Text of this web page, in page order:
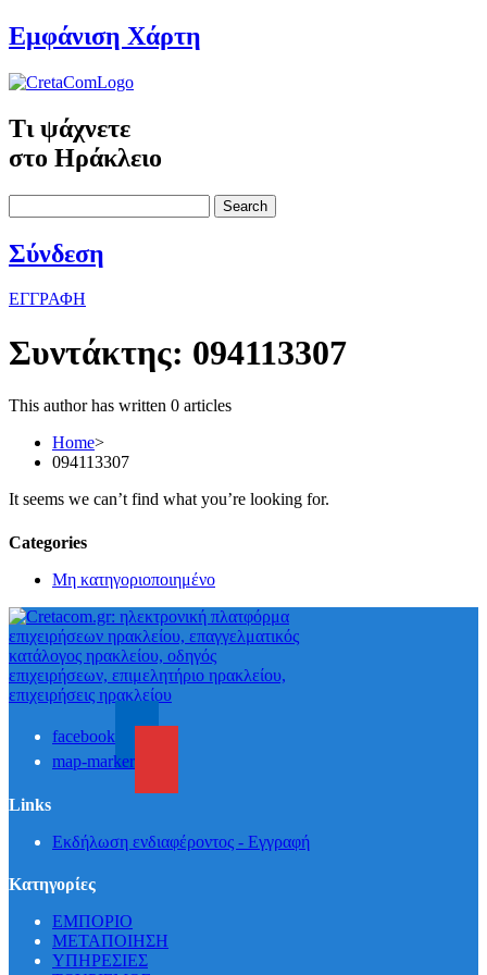
Εμφάνιση Χάρτη
Τι ψάχνετε
στο Ηράκλειο
Search
Σύνδεση
ΕΓΓΡΑΦΗ
Συντάκτης: 094113307
This author has written 0 articles
Home>
094113307
It seems we can’t find what you’re looking for.
Categories
Μη κατηγοριοποιημένο
facebook
map-marker
Links
Εκδήλωση ενδιαφέροντος - Εγγραφή
Κατηγορίες
ΕΜΠΟΡΙΟ
ΜΕΤΑΠΟΙΗΣΗ
ΥΠΗΡΕΣΙΕΣ